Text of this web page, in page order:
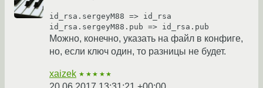
id_rsa.sergeyM88 => id_rsa
Можно, конечно, указать на файл в конфиге,
но, если ключ один, то разницы не будет.
xaizek ★★★★★